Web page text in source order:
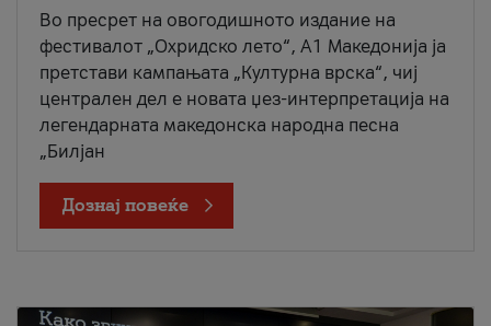
Во пресрет на овогодишното издание на
фестивалот „Охридско лето“, А1 Македонија ја
претстави кампањата „Културна врска“, чиј
централен дел е новата џез-интерпретација на
легендарната македонска народна песна
„Билјан
Дознај повеќе